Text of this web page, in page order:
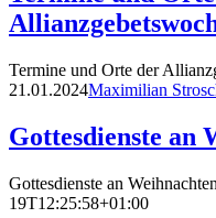
Termine und Orte der
21.01.2024Maximilian
Gottesdienste an
Gottesdienste an
19T12:25:58+01:00
von der Website.
Wie z.B. das
und die
Kartendarstellung.
Indem Sie uns Ihre
Interessen und Ihr